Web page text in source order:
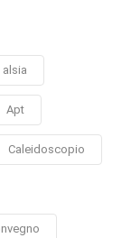
alsia
Apt
Caleidoscopio